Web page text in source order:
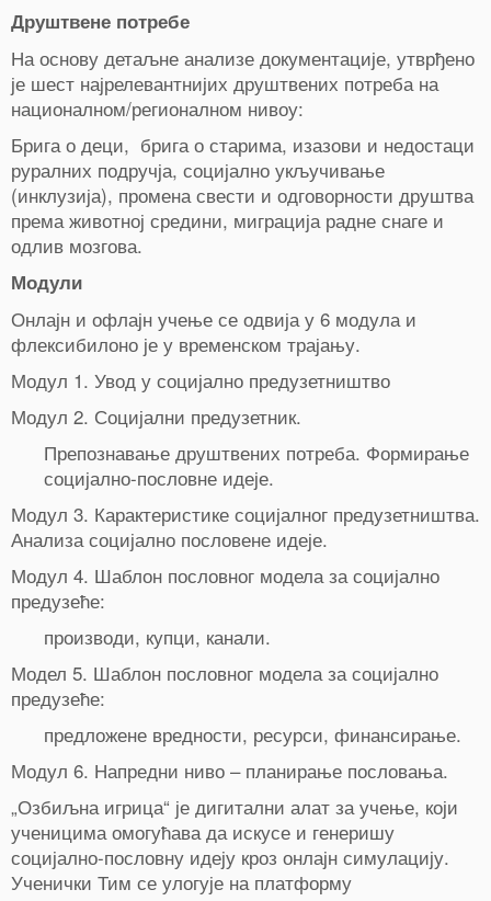
Друштвене потребе
На основу детаљне анализе документације, утврђено
је шест најрелевантнијих друштвених потреба на
националном/регионалном нивоу:
Брига о деци, брига о старима, изазови и недостаци
руралних подручја, социјално укључивање
(инклузија), промена свести и одговорности друштва
према животној средини, миграција радне снаге и
одлив мозгова.
Модули
Онлајн и офлајн учење се одвија у 6 модула и
флексибилоно је у временском трајању.
Модул 1. Увод у социјално предузетништво
Модул 2. Социјални предузетник.
Препознавање друштвених потреба. Формирање
социјално-пословне идеје.
Модул 3. Карактеристике социјалног предузетништва.
Анализа социјално пословене идеје.
Модул 4. Шаблон пословног модела за социјално
предузеће:
производи, купци, канали.
Модел 5. Шаблон пословног модела за социјално
предузеће:
предложене вредности, ресурси, финансирање.
Модул 6. Напредни ниво – планирање пословања.
„Озбиљна игрица“ је дигитални алат за учење, који
ученицима омогућава да искусе и генеришу
социјално-пословну идеју кроз онлајн симулацију.
Ученички Тим се улогује на платформу